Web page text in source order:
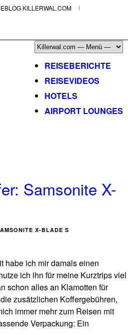
KILLERWAL.COM
REISEBERICHTE
REISEVIDEOS
HOTELS
AIRPORT LOUNGES
Samsonite X-
X-BLADE S
habe ich mir damals einen
ich ihn für meine Kurztrips viel
schon alles an Klamotten für
zusätzlichen Koffergebühren,
immer mehr zum Reisen mit
Verpackung: Ein